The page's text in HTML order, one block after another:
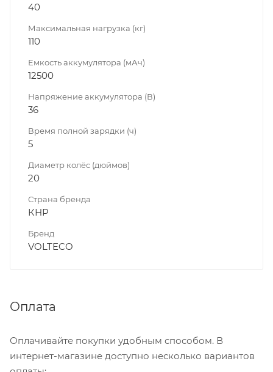
40
Максимальная нагрузка (кг)
110
Емкость аккумулятора (мАч)
12500
Напряжение аккумулятора (В)
36
Время полной зарядки (ч)
5
Диаметр колёс (дюймов)
20
Страна бренда
КНР
Бренд
VOLTECO
Оплата
Оплачивайте покупки удобным способом. В
интернет-магазине доступно несколько вариантов